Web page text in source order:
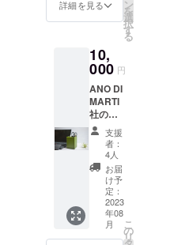
り整理
リーの
定番ア
ム。作
業に疲
れた時
に
ぼーっ
と眺め
ている
とメキ
シコの
荒野で
しぶと
く生き
ンケー
ら２，
３本収
リムタ
イプ。
このペ
ンケー
スを持
ち歩く
と学校
や職場
で地球
環境に
感心の
ある、
ヴィー
「Dess
erto（
デセル
ト）」
で作っ
たサス
テナブ
ルな
ノート
カバー
です。
ポケッ
ト、ペ
ン入れ
もつい
た便利
詳細を見る ン
を
選
択
す
る
10,
000 円
ANO DI
MARTI
社のサ
ボテン
を原料
とした
ヴィー
ガンレ
ザー
「Dess
erto（
デセル
ト）」
支援
者：
4人
お届
け予
定：
2023
年08
月
こ
の
リ